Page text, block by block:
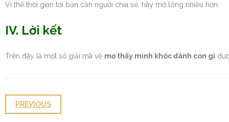
Vì thế thời gian tới bạn cần người chia sẻ, hãy mở lòng nhiều hơn.
IV. Lời kết
Trên đây là một số giải mã về mơ thấy mình khóc đánh con gì
PREVIOUS